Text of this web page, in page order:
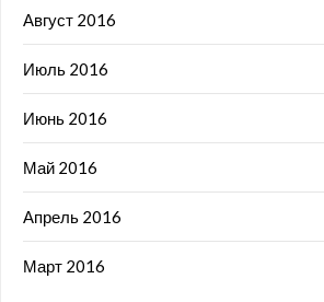
Август 2016
Июль 2016
Июнь 2016
Май 2016
Апрель 2016
Март 2016